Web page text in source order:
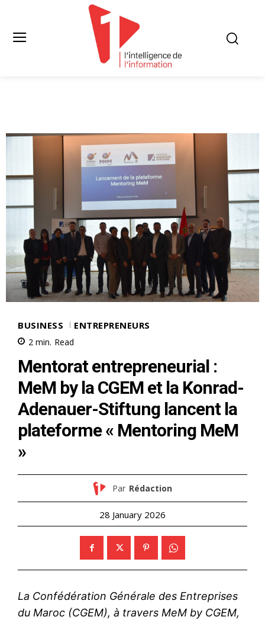
BUSINESS ENTREPRENEURS
2 min. Read
Mentorat entrepreneurial :
MeM by la CGEM et la Konrad-
Adenauer-Stiftung lancent la
plateforme « Mentoring MeM
»
Par Rédaction
28 January 2026
La Confédération Générale des Entreprises
du Maroc (CGEM), à travers MeM by CGEM,